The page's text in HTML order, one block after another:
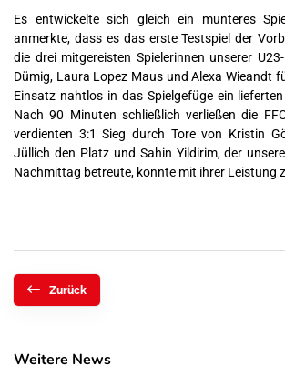
Es entwickelte sich gleich ein munteres
anmerkte, dass es das erste Testspiel der
die drei mitgereisten Spielerinnen unserer
Dümig, Laura Lopez Maus und Alexa Wieandt
Einsatz nahtlos in das Spielgefüge ein
Nach 90 Minuten schließlich verließen die
verdienten 3:1 Sieg durch Tore von Kristin
Jüllich den Platz und Sahin Yildirim, der
Nachmittag betreute, konnte mit ihrer Leistung
Zurück
Weitere News